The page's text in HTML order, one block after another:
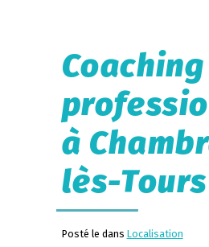
Coaching
à
lès-
Posté le dans Localisation